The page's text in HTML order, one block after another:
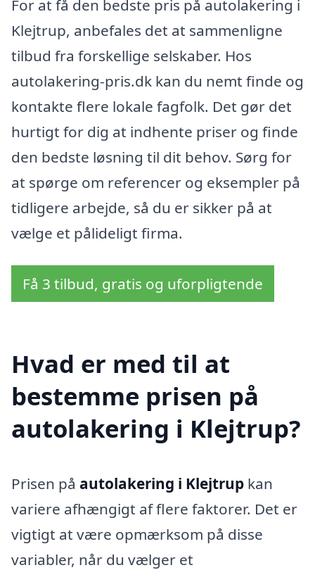
For at få den bedste pris på autolakering i
Klejtrup, anbefales det at sammenligne
tilbud fra forskellige selskaber. Hos
autolakering-pris.dk kan du nemt finde og
kontakte flere lokale fagfolk. Det gør det
hurtigt for dig at indhente priser og finde
den bedste løsning til dit behov. Sørg for
at spørge om referencer og eksempler på
tidligere arbejde, så du er sikker på at
vælge et pålideligt firma.
Få 3 tilbud, gratis og uforpligtende
Hvad er med til at
bestemme prisen på
autolakering i Klejtrup?
Prisen på autolakering i Klejtrup kan
variere afhængigt af flere faktorer. Det er
vigtigt at være opmærksom på disse
variabler, når du vælger et